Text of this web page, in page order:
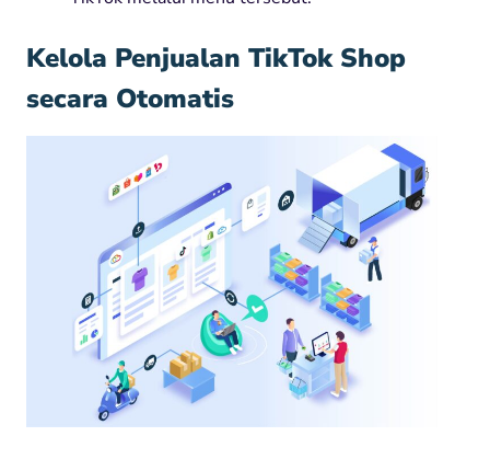
Kelola Penjualan TikTok Shop
secara Otomatis